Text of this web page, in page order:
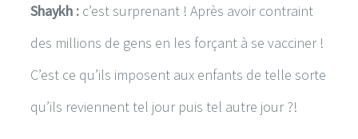
Shaykh : c’est surprenant ! Après avoir contraint
des millions de gens en les forçant à se vacciner !
C’est ce qu’ils imposent aux enfants de telle sorte
qu’ils reviennent tel jour puis tel autre jour ?!